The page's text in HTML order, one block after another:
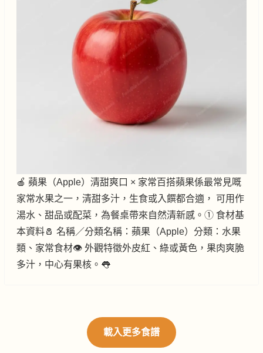
🍎 蘋果（Apple）清甜爽口 × 家常百搭蘋果係最常見嘅
家常水果之一，清甜多汁，生食或入饌都合適， 可用作
湯水、甜品或配菜，為餐桌帶來自然清新感。① 食材基
本資料🧂 名稱／分類名稱：蘋果（Apple）分類：水果
類、家常食材👁️ 外觀特徵外皮紅、綠或黃色，果肉爽脆
多汁，中心有果核。👅
載入更多食譜